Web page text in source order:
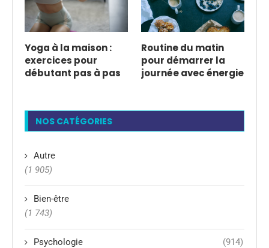
Yoga à la maison :
exercices pour
débutant pas à pas
Routine du matin
pour démarrer la
journée avec énergie
NOS CATÉGORIES
Autre
(1 905)
Bien-être
(1 743)
Psychologie (914)